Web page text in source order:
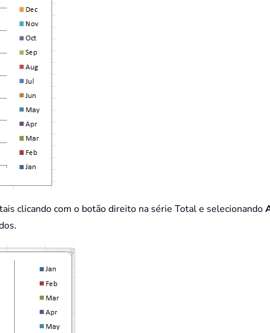
clicando com o botão direito na série Total e selecionando